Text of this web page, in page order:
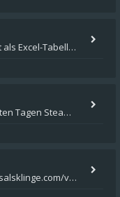
Und hier das Gesamtpaket plus Übersicht als Excel-Tabelle: https://forum.schicksalsklinge.com/viewtopic.php?f=239&t=156
Die zwölfe zum Gruß! Ich habe in den letzten Tagen Steam auf meinem Desktop PC mit Windows 11 installiert und über Steam
Probiere es mal hier: https://forum.schicksalsklinge.com/viewtopic.php?f=239&t=15661